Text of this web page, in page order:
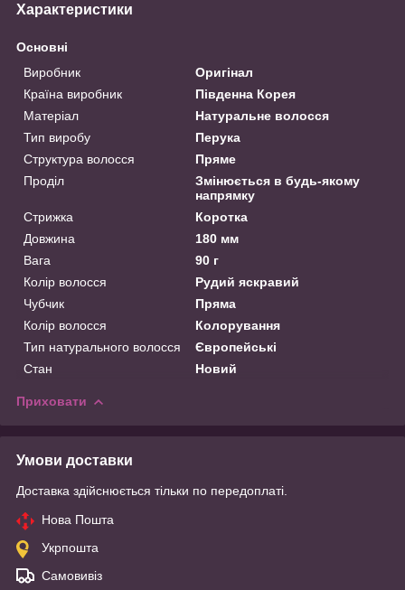
Характеристики
Основні
Виробник
Оригінал
Країна виробник
Південна Корея
Матеріал
Натуральне волосся
Тип виробу
Перука
Структура волосся
Пряме
Проділ
Змінюється в будь-якому
напрямку
Стрижка
Коротка
Довжина
180 мм
Вага
90 г
Колір волосся
Рудий яскравий
Чубчик
Пряма
Колір волосся
Колорування
Тип натурального волосся
Європейські
Стан
Новий
Приховати
Умови доставки
Доставка здійснюється тільки по передоплаті.
Нова Пошта
Укрпошта
Самовивіз